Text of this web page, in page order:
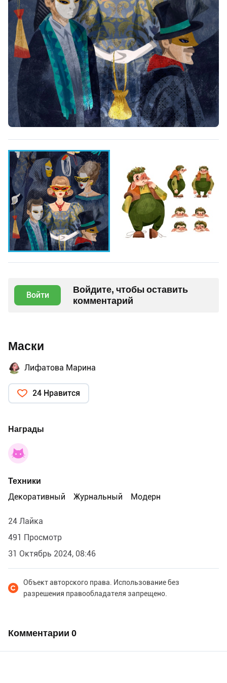
Войти
Войдите, чтобы оставить
комментарий
Маски
Лифатова Марина
24 Нравится
Награды
Техники
Декоративный
Журнальный Модерн
24 Лайка
491 Просмотр
31 Октябрь 2024, 08:46
Объект авторского права. Использование без
разрешения правообладателя запрещено.
Комментарии 0